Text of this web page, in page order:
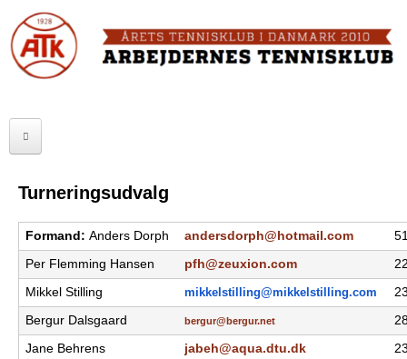
to
main
b
e
FORSIDE
JUNIOR
MOTIONISTER
TURNERINGER
Turneringsudvalg
Formand: Anders Dorph andersdorph@hotmail.com
Per Flemming Hansen pfh@zeuxion.com
Mikkel Stilling mikkelstilling@mikkelstilling.com
Bergur Dalsgaard bergur@bergur.net
Jane Behrens jabeh@aqua.dtu.dk